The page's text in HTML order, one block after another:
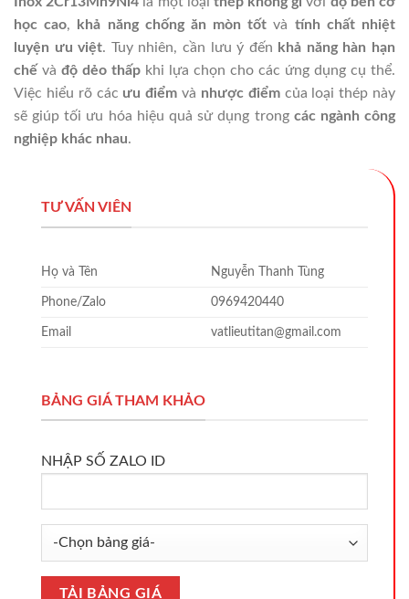
học cao, khả năng chống ăn mòn tốt và tính chất nhiệt
luyện ưu việt. Tuy nhiên, cần lưu ý đến khả năng hàn hạn
chế và độ dẻo thấp khi lựa chọn cho các ứng dụng cụ thể.
Việc hiểu rõ các ưu điểm và nhược điểmcủa loại thép này
sẽ giúp tối ưu hóa hiệu quả sử dụng trong các ngành công
nghiệp khác nhau.
TƯ VẤN VIÊN
Họ và Tên Nguyễn Thanh Tùng
Phone/Zalo 0969420440
Email vatlieutitan@gmail.com
BẢNG GIÁ THAM KHẢO
NHẬP SỐ ZALO ID